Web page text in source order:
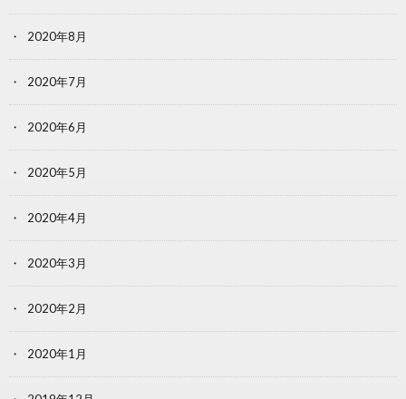
2020年8月
2020年7月
2020年6月
2020年5月
2020年4月
2020年3月
2020年2月
2020年1月